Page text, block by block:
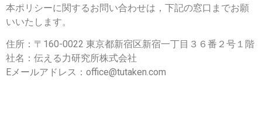
本ポリシーに関するお問い合わせは，下記の窓口までお願
いいたします。
住所：〒160-0022 東京都新宿区新宿一丁目３６番２号１階
社名：伝える力研究所株式会社
Eメールアドレス：office@tutaken.com